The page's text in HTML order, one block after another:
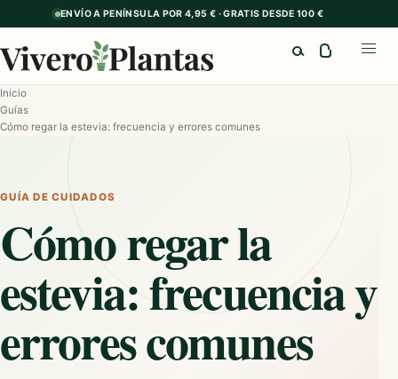
ENVÍO A PENÍNSULA POR 4,95 € · GRATIS DESDE 100 €
Inicio
Guías
Cómo regar la estevia: frecuencia y errores comunes
GUÍA DE CUIDADOS
Cómo regar la
estevia: frecuencia y
errores comunes